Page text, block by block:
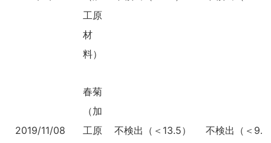
工原
材
料）
2019/11/08
春菊
（加
工原
不検出（＜13.5） 不検出（＜9.9